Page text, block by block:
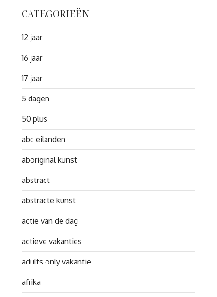
CATEGORIEËN
12 jaar
16 jaar
17 jaar
5 dagen
50 plus
abc eilanden
aboriginal kunst
abstract
abstracte kunst
actie van de dag
actieve vakanties
adults only vakantie
afrika